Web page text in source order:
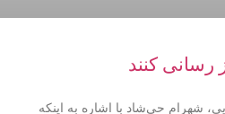
رسانی کنند
شهرام حی‌شاد با اشاره به اینکه